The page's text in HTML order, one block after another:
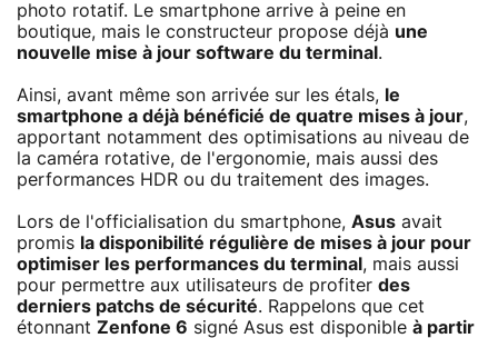
photo rotatif. Le smartphone arrive à peine en
boutique, mais le constructeur propose déjà une
nouvelle mise à jour software du terminal .
Ainsi, avant même son arrivée sur les étals, le
smartphone a déjà bénéficié de quatre mises à jour,
apportant notamment des optimisations au niveau de
la caméra rotative, de l'ergonomie, mais aussi des
performances HDR ou du traitement des images.
Lors de l'officialisation du smartphone, Asus avait
promis la disponibilité régulière de mises à jour pour
optimiser les performances du terminal , mais aussi
pour permettre aux utilisateurs de profiter des
derniers patchs de sécurité. Rappelons que cet
étonnant Zenfone 6 signé Asus est disponible à partir